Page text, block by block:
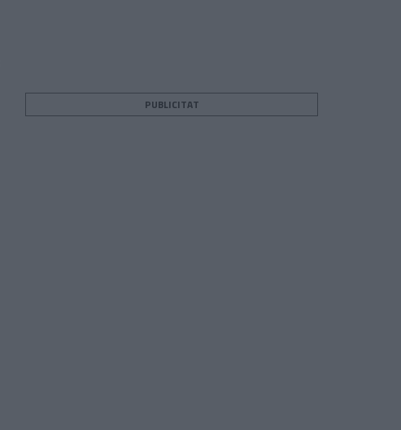
PUBLICITAT